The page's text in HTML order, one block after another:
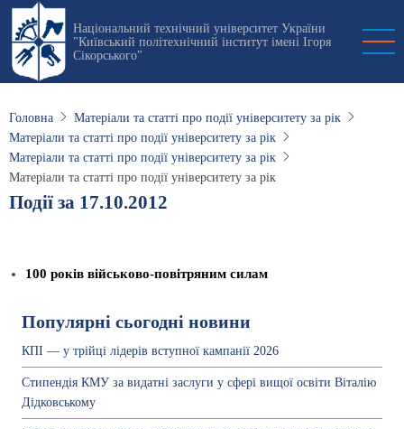
Перейти
основного
вмісту
Національний технічний університет України
"Київський політехнічний інститут імені Ігоря
Сікорського"
Головна
Матеріали та статті про події університету за рік
Матеріали та статті про події університету за рік
Матеріали та статті про події університету за рік
Матеріали та статті про події університету за рік
Події за 17.10.2012
100 років військово-повітряним силам
Популярні сьогодні новини
КПІ — у трійці лідерів вступної кампанії 2026
Стипендія КМУ за видатні заслуги у сфері вищої освіти Віталію
Дідковському